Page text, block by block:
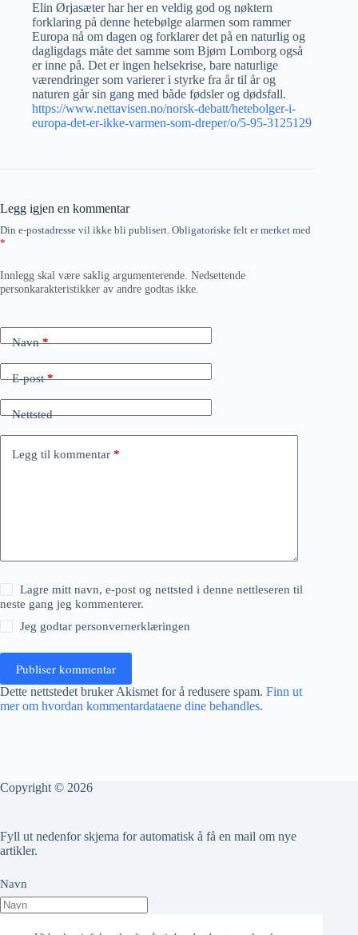
Elin Ørjasæter har her en veldig god og nøktern
forklaring på denne hetebølge alarmen som rammer
Europa nå om dagen og forklarer det på en naturlig og
dagligdags måte det samme som Bjørn Lomborg også
er inne på. Det er ingen helsekrise, bare naturlige
værendringer som varierer i styrke fra år til år og
naturen går sin gang med både fødsler og dødsfall.
https://www.nettavisen.no/norsk-debatt/hetebolger-i-
europa-det-er-ikke-varmen-som-dreper/o/5-95-3125129
Legg igjen en kommentar
Din e-postadresse vil ikke bli publisert. Obligatoriske felt er merket med
*
Innlegg skal være saklig argumenterende. Nedsettende
personkarakteristikker av andre godtas ikke.
Navn*
E-post*
Nettsted
Legg til kommentar *
Lagre mitt navn, e-post og nettsted i denne nettleseren til
neste gang jeg kommenterer.
Jeg godtarpersonvernerklæringen
Publiser kommentar
Dette nettstedet bruker Akismet for å redusere spam. Finn ut
mer om hvordan kommentardataene dine behandles.
Copyright © 2026
Fyll ut nedenfor skjema for automatisk å få en mail om nye
artikler.
Navn